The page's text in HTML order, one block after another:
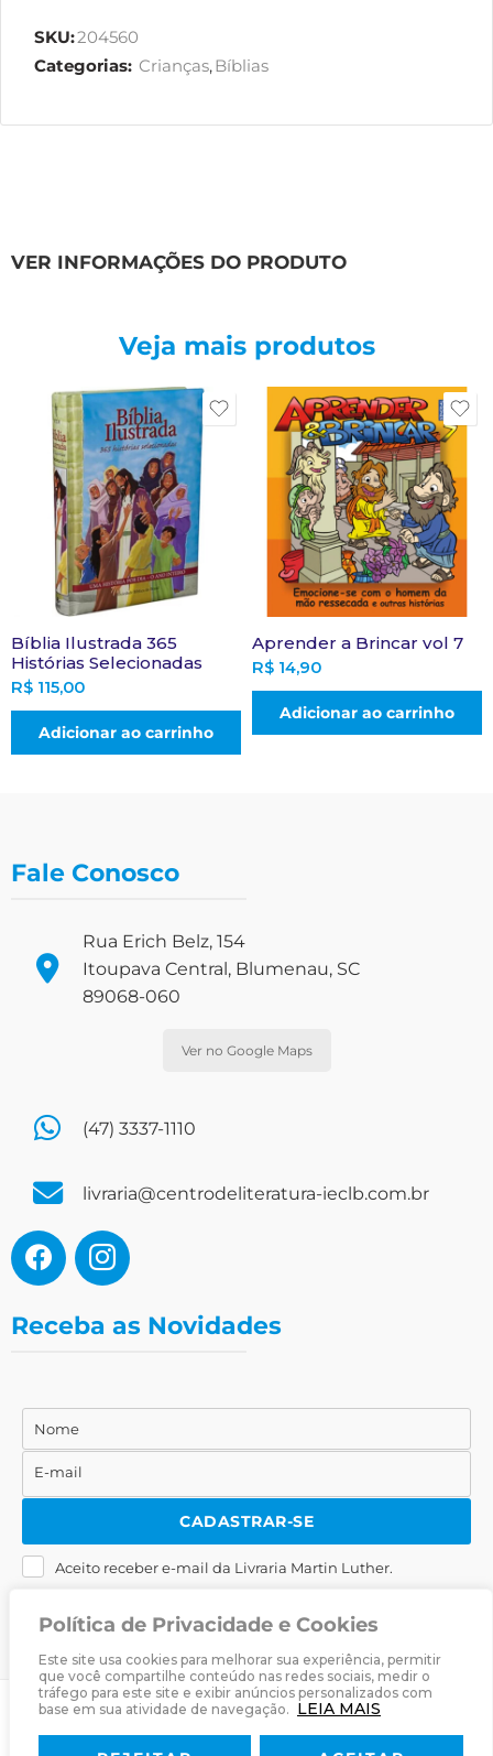
Política de Privacidade e Cookies
Este site usa cookies para melhorar sua experiência, permitir
que você compartilhe conteúdo nas redes sociais, medir o
tráfego para este site e exibir anúncios personalizados com
base em sua atividade de navegação. LEIA MAIS
SKU:204560
Categorias: Crianças,Bíblias
VER INFORMAÇÕES DO PRODUTO
Veja mais produtos
Bíblia Ilustrada 365
Histórias Selecionadas
R$ 115,00
Adicionar ao carrinho
Aprender a Brincar vol 7
R$ 14,90
Adicionar ao carrinho
Fale Conosco
Rua Erich Belz, 154
Itoupava Central, Blumenau, SC
89068-060
Ver no Google Maps
(47) 3337-1110
livraria@centrodeliteratura-ieclb.com.br
Receba as Novidades
Nome
Nome
E-
mail
E-mail
CADASTRAR-SE
Aceito receber e-mail da Livraria Martin Luther.
Livraria Martin Luther· Desenvolvido porZwei Arts